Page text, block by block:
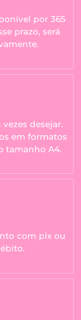
por 365
prazo, será
desejar.
em formatos
tamanho A4.
com pix ou